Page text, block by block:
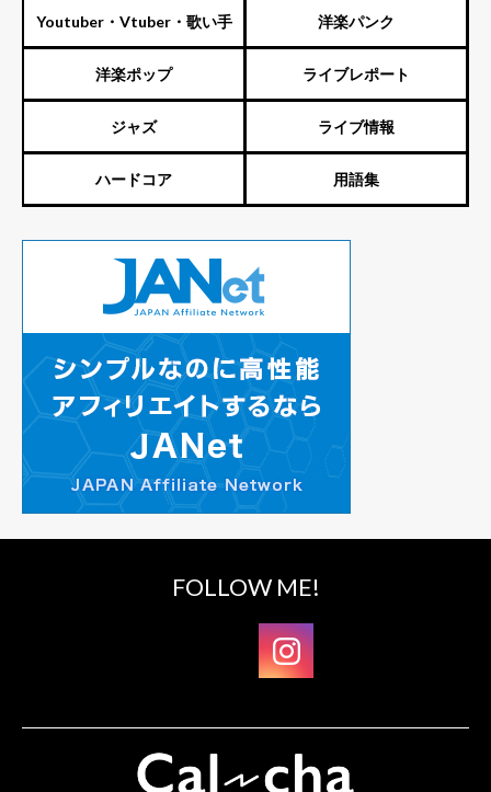
Youtuber・Vtuber・歌い手 洋楽パンク
洋楽ポップ ライブレポート
ジャズ ライブ情報
ハードコア 用語集
FOLLOW ME!